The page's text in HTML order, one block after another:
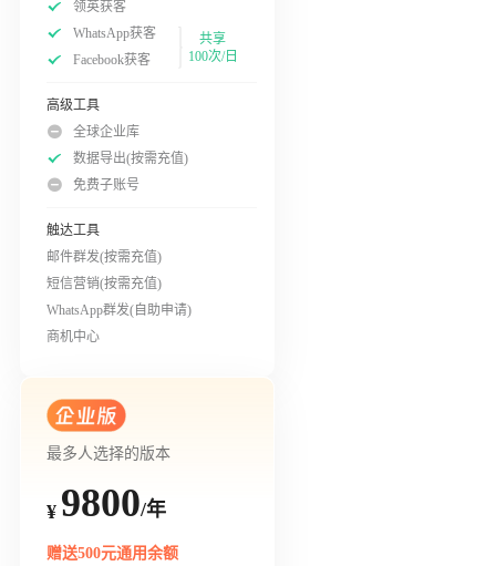
领英获客
WhatsApp获客
Facebook获客
共享
100次/日
高级工具
全球企业库
数据导出(按需充值)
免费子账号
触达工具
邮件群发(按需充值)
短信营销(按需充值)
WhatsApp群发(自助申请)
商机中心
最多人选择的版本
¥ 9800/年
赠送500元通用余额